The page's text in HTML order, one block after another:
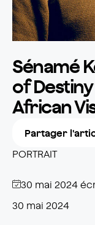
Sénamé
of
African
Partager
PORTRAIT
30 mai 2024
30 mai 2024